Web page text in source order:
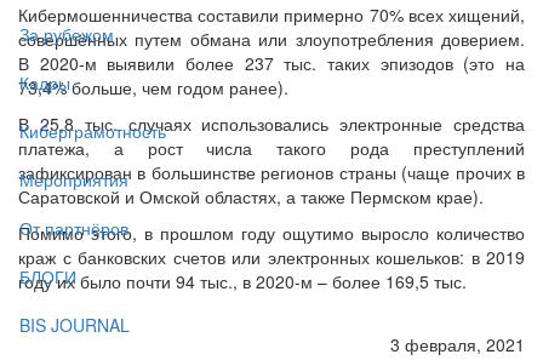
За рубежом
Кадры
Киберграмотность
Мероприятия
От партнёров
БЛОГИ
BIS JOURNAL
Кибермошенничества составили примерно 70% всех хищений,
совершённых путем обмана или злоупотребления доверием.
В 2020-м выявили более 237 тыс. таких эпизодов (это на
73,4% больше, чем годом ранее).
В 25,8 тыс. случаях использовались электронные средства
платежа, а рост числа такого рода преступлений
зафиксирован в большинстве регионов страны (чаще прочих в
Саратовской и Омской областях, а также Пермском крае).
Помимо этого, в прошлом году ощутимо выросло количество
краж с банковских счетов или электронных кошельков: в 2019
году их было почти 94 тыс., в 2020-м – более 169,5 тыс.
3 февраля, 2021